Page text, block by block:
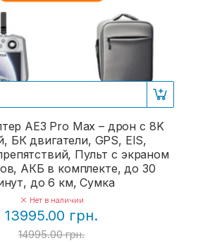
AE3 Pro Max – дрон c 8K
БК двигатели, GPS, EIS,
Пульт с экраном
АКБ в комплекте, до 30
до 6 км, Сумка
Нет в наличии
13995.00 грн.
14995.00 грн.